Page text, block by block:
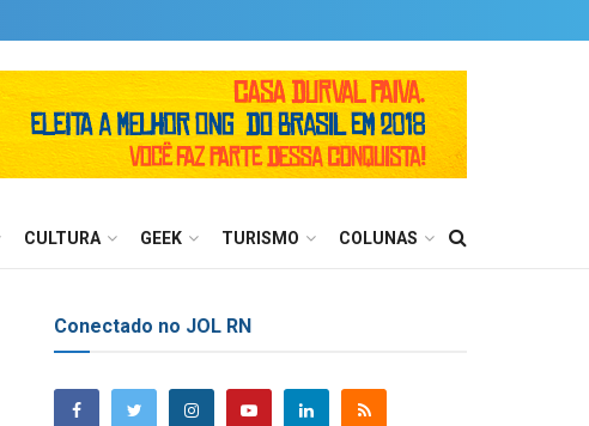
CULTURA GEEK TURISMO COLUNAS
Conectado no JOL RN